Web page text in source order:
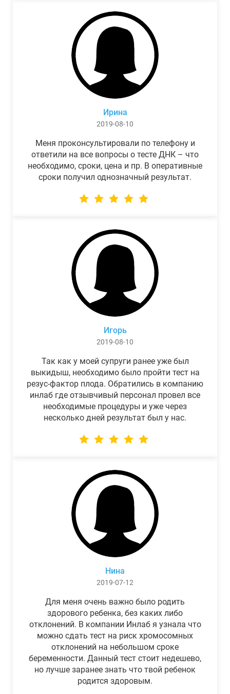
Ирина
2019-08-10
Меня проконсультировали по телефону и
ответили на все вопросы о тесте ДНК – что
необходимо, сроки, цена и пр. В оперативные
сроки получил однозначный результат.
Игорь
2019-08-10
Так как у моей супруги ранее уже был
выкидыш, необходимо было пройти тест на
резус-фактор плода. Обратились в компанию
инлаб где отзывчивый персонал провел все
необходимые процедуры и уже через
несколько дней результат был у нас.
Нина
2019-07-12
Для меня очень важно было родить
здорового ребенка, без каких либо
отклонений. В компании Инлаб я узнала что
можно сдать тест на риск хромосомных
отклонений на небольшом сроке
беременности. Данный тест стоит недешево,
но лучше заранее знать что твой ребенок
родится здоровым.